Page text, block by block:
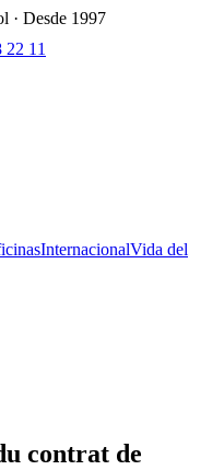
· Desde 1997
22 11
InternacionalVida del
contrat de